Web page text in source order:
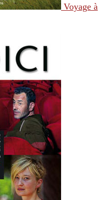
Voyage à